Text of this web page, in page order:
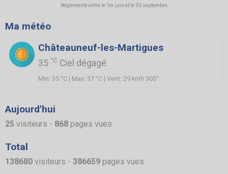
Réglementé entre le 1er juin et le 30 septembre
Ma météo
Châteauneuf-les-Martigues
35 °C Ciel dégagé
Min: 35 °C | Max: 37 °C | Vent: 29 kmh 305°
Aujourd'hui
25 visiteurs - 868 pages vues
Total
138680 visiteurs - 386659 pages vues